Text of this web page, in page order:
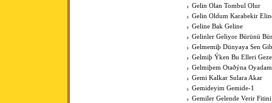
Gelin Olan Tombul Olur
Gelin Oldum Karabekir
Geline Bak Geline
Gelinler Geliyor Bürünü
Gelmemiþ Dünyaya Sen
Gelmiþ Ýken Bu Elleri
Gelmiþem Otaðýna
Gemi Kalkar Sulara Akar
Gemideyim Gemide-1
Gemiler Gelende Verir Fitini